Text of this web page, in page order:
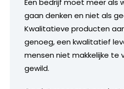
gaan denken en niet als
Kwalitatieve producten
genoeg, een kwalitatief
mensen niet makkelijke te
gewild.